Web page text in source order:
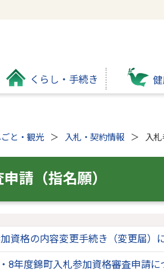
くらし・手続き
ごと・観光 入札・契約情報 入札
請（指名願）
資格の内容変更手続き（変更届）
8年度錦町入札参加資格審査申請に